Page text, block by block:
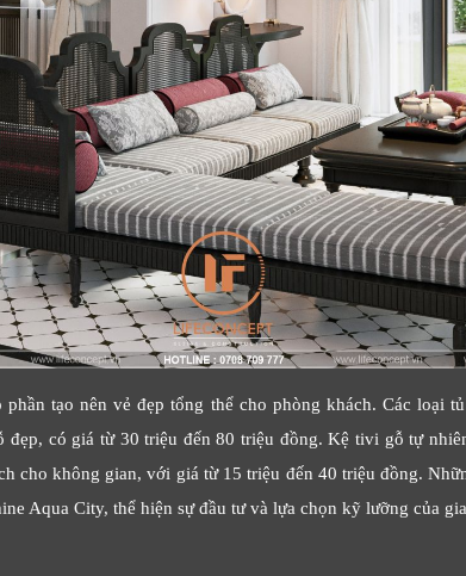
tạo nên vẻ đẹp tổng thể cho phòng khách. Các loại
có giá từ 30 triệu đến 80 triệu đồng. Kệ tivi gỗ tự
cho không gian, với giá từ 15 triệu đến 40 triệu đồng.
Aqua City, thể hiện sự đầu tư và lựa chọn kỹ lưỡng của